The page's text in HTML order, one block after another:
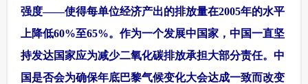
强度——使得每单位经济产出的排放量在2005年的水平
上降低60%至65%。作为一个发展中国家，中国一直坚
持发达国家应为减少二氧化碳排放承担大部分责任。中
国是否会为确保年底巴黎气候变化大会达成一致而改变